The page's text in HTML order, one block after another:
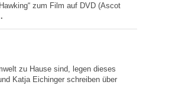
zum Film auf DVD (Ascot
zu Hause sind, legen dieses
Katja Eichinger schreiben über